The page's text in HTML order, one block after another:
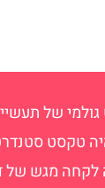
של
מגש של